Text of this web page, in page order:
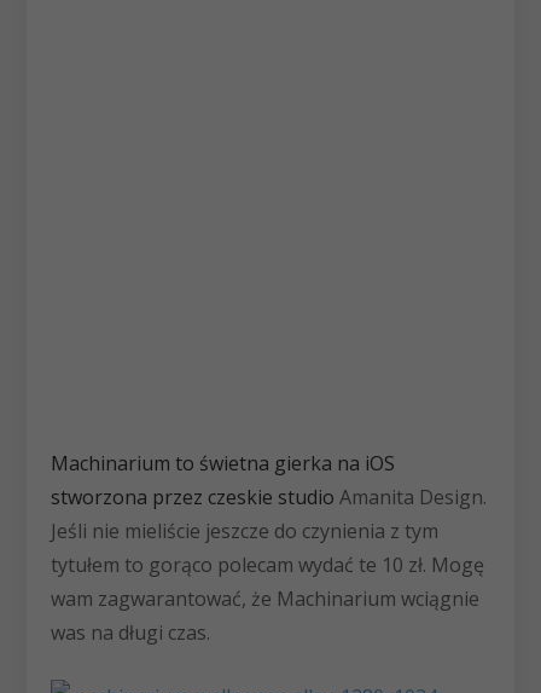
Machinarium to świetna gierka na iOS
stworzona przez czeskie studioAmanita Design.
Jeśli nie mieliście jeszcze do czynienia z tym
tytułem to gorąco polecam wydać te 10 zł. Mogę
wam zagwarantować, że Machinarium wciągnie
was na długi czas.